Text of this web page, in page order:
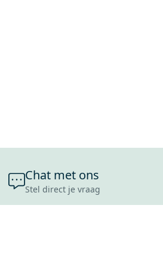
Chat met ons
Stel direct je vraag